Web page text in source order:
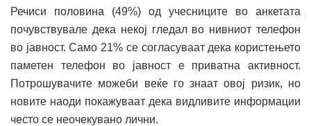
Речиси половина (49%) од учесниците во анкетата
почувствувале дека некој гледал во нивниот телефон
во јавност. Само 21% се согласуваат дека користењето
паметен телефон во јавност е приватна активност.
Потрошувачите можеби веќе го знаат овој ризик, но
новите наоди покажуваат дека видливите информации
често се неочекувано лични.